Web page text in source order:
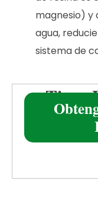
magnesio) y
agua,
sistema de
¿Tiene